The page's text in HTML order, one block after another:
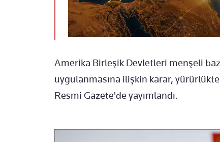
Amerika Birleşik Devletleri menşeli
uygulanmasına ilişkin karar,
Resmi Gazete'de yayımlandı.